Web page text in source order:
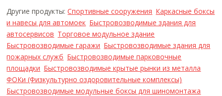
Другие продукты:Спортивные сооружения Каркасные боксы
и навесы для автомоек Быстровозводимые здания для
автосервисов Торговое модульное здание
Быстровозводимые гаражи Быстровозводимые здания для
пожарных служб Быстровозводимые парковочные
площадки Быстровозводимые крытые рынки из металла
ФОКи (Физкультурно оздоровительные комплексы)
Быстровозводимые модульные боксы для шиномонтажа